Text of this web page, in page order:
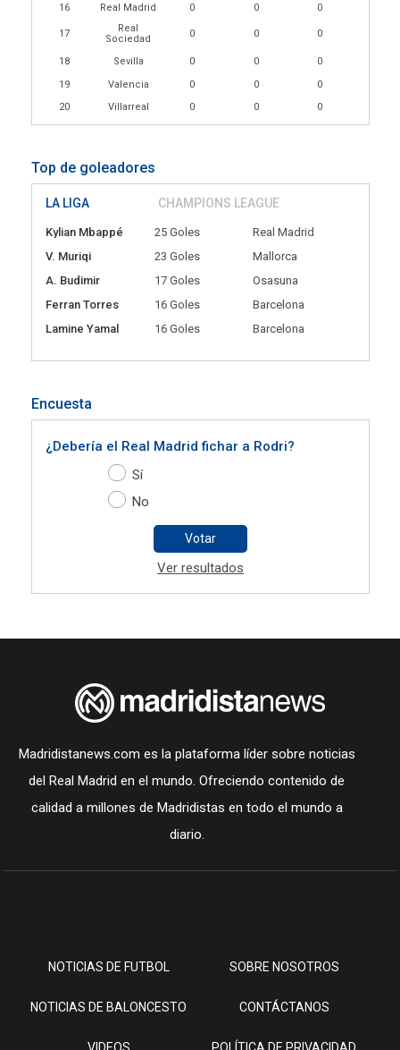
16
Real Madrid 0 0 0
17
Real
Sociedad
0 0 0
18 Sevilla 0 0
0
19
Valencia 0 0
0
20
Villarreal 0 0 0
Top de goleadores
LA LIGA CHAMPIONS LEAGUE
Kylian Mbappé 25 Goles
Real Madrid
V. Muriqi
23 Goles
Mallorca
A. Budimir
17 Goles
Osasuna
Ferran Torres
16 Goles
Barcelona
Lamine Yamal
16 Goles Barcelona
Encuesta
¿Debería el Real Madrid fichar a Rodri?
Sí
No
Votar
Ver resultados
Madridistanews.com es la plataforma líder sobre noticias
del Real Madrid en el mundo. Ofreciendo contenido de
calidad a millones de Madridistas en todo el mundo a
diario.
NOTICIAS DE FUTBOL
NOTICIAS DE BALONCESTO
SOBRE NOSOTROS
CONTÁCTANOS